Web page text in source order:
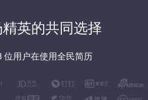
英的共同选择
位用户在使用全民简历